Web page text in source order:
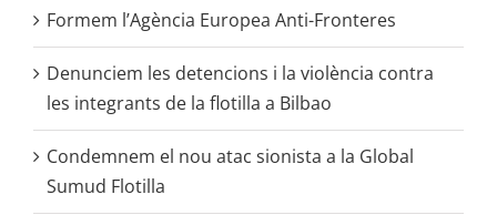
Formem l’Agència Europea Anti-Fronteres
Denunciem les detencions i la violència contra
les integrants de la flotilla a Bilbao
Condemnem el nou atac sionista a la Global
Sumud Flotilla